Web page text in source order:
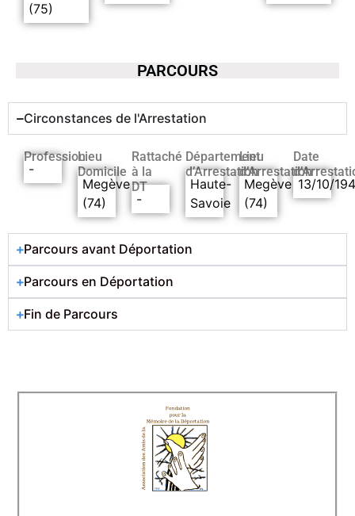
(75)
PARCOURS
Circonstances de l'Arrestation
Profession
-
Lieu
Domicile
Megève
(74)
Rattaché
à la
DT
-
Département
d’Arrestation
Haute-
Savoie
Lieu
d’Arrestation
Megève
(74)
Date
13/10/
Parcours avant Déportation
Parcours en Déportation
Fin de Parcours